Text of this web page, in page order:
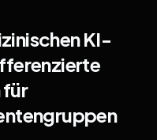
KI-
für